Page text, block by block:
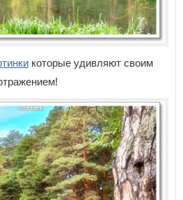
которые удивляют своим